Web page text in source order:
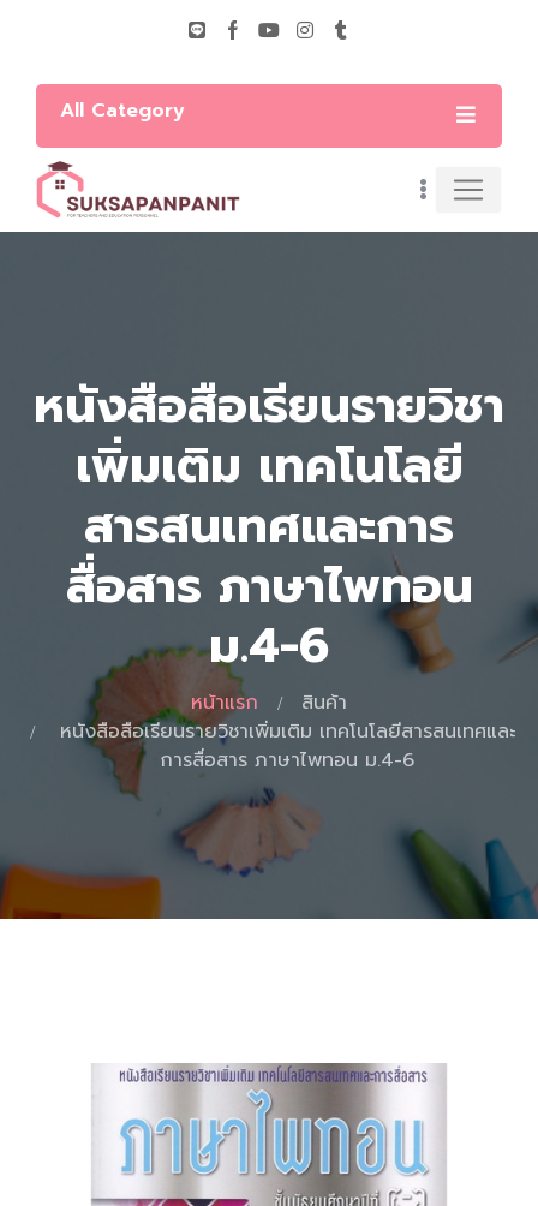
All Category
หนังสือสือเรียนรายวิชา
เพิ่มเติม เทคโนโลยี
สารสนเทศและการ
สื่อสาร ภาษาไพทอน
ม.4-6
หน้าแรก
สินค้า
หนังสือสือเรียนรายวิชาเพิ่มเติม เทคโนโลยีสารสนเทศและ
การสื่อสาร ภาษาไพทอน ม.4-6